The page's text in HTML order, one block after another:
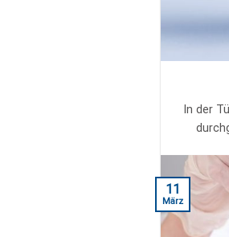
In der
11
März